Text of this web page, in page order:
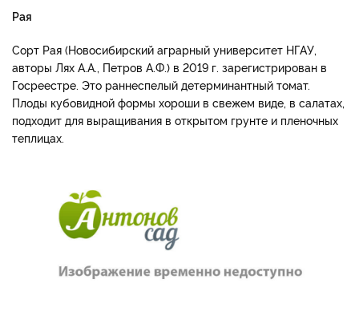
Рая
Сорт Рая (Новосибирский аграрный университет НГАУ,
авторы Лях А.А., Петров А.Ф.) в 2019 г. зарегистрирован в
Госреестре. Это раннеспелый детерминантный томат.
Плоды кубовидной формы хороши в свежем виде, в салатах,
подходит для выращивания в открытом грунте и пленочных
теплицах.